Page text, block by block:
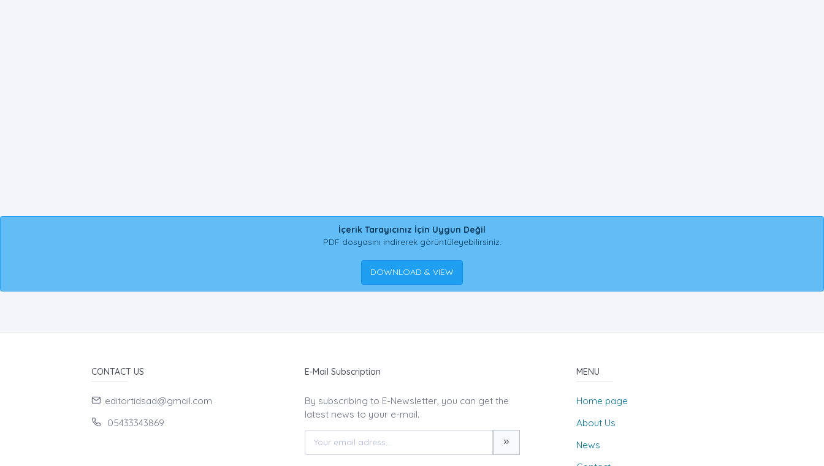
İçerik Tarayıcınız İçin Uygun Değil
PDF dosyasını indirerek görüntüleyebilirsiniz.
DOWNLOAD & VIEW
CONTACT US
editortidsad@gmail.com
05433343869
E-Mail Subscription
By subscribing to E-Newsletter, you can get the
latest news to your e-mail.
MENU
Home page
About Us
News